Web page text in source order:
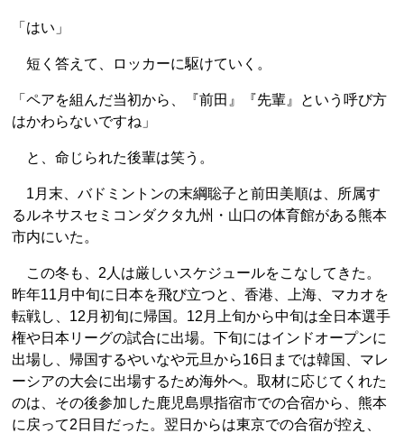
「はい」
短く答えて、ロッカーに駆けていく。
「ペアを組んだ当初から、『前田』『先輩』という呼び方
はかわらないですね」
と、命じられた後輩は笑う。
1月末、バドミントンの末綱聡子と前田美順は、所属す
るルネサスセミコンダクタ九州・山口の体育館がある熊本
市内にいた。
この冬も、2人は厳しいスケジュールをこなしてきた。
昨年11月中旬に日本を飛び立つと、香港、上海、マカオを
転戦し、12月初旬に帰国。12月上旬から中旬は全日本選手
権や日本リーグの試合に出場。下旬にはインドオープンに
出場し、帰国するやいなや元旦から16日までは韓国、マレ
ーシアの大会に出場するため海外へ。取材に応じてくれた
のは、その後参加した鹿児島県指宿市での合宿から、熊本
に戻って2日目だった。翌日からは東京での合宿が控え、